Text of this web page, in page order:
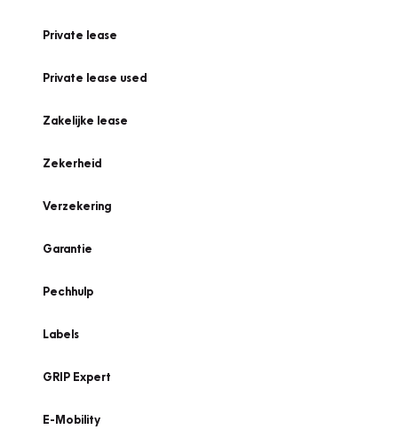
Private lease
Private lease used
Zakelijke lease
Zekerheid
Verzekering
Garantie
Pechhulp
Labels
GRIP Expert
E-Mobility